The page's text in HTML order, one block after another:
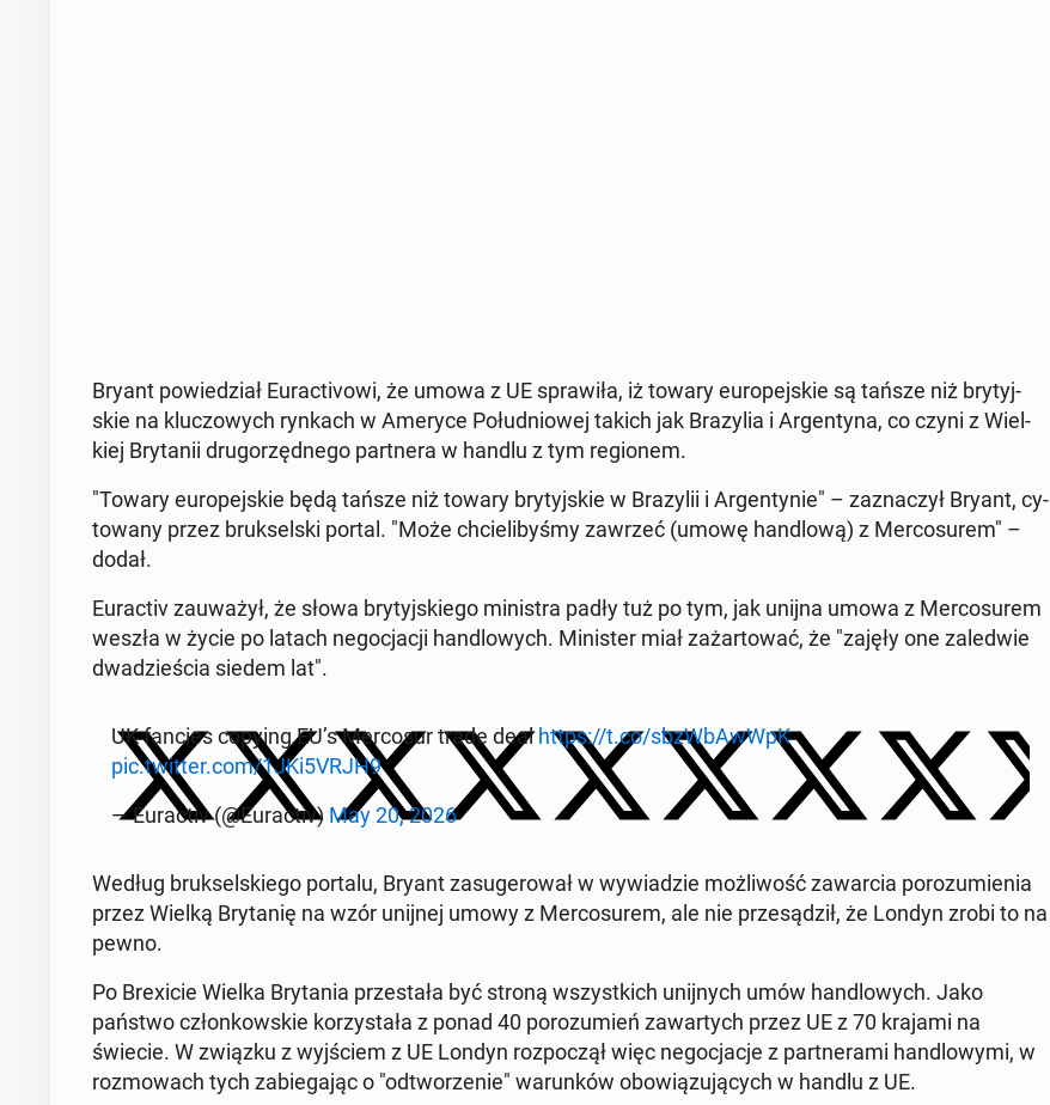
Bryant po­wie­dział Eu­rac­ti­vo­wi, że umowa z UE spra­wi­ła, iż towary eu­ro­pej­skie są tańsze niż bry­tyj­
skie na klu­czo­wych rynkach w Ameryce Po­łu­dnio­wej takich jak Bra­zy­lia i Ar­gen­ty­na, co czyni z Wiel­
kiej Bry­ta­nii dru­go­rzęd­ne­go part­ne­ra w handlu z tym re­gio­nem.
"Towary eu­ro­pej­skie będą tańsze niż towary bry­tyj­skie w Bra­zy­lii i Ar­gen­ty­nie" – za­zna­czył Bryant, cy­
to­wa­ny przez bruk­sel­ski portal. "Może chcie­li­by­śmy zawrzeć (umowę han­dlo­wą) z Mer­co­su­rem" –
dodał.
Eu­rac­tiv za­uwa­żył, że słowa bry­tyj­skie­go mi­ni­stra padły tuż po tym, jak unijna umowa z Mer­co­su­rem
weszła w życie po latach ne­go­cja­cji han­dlo­wych. Mi­ni­ster miał za­żar­to­wać, że "zajęły one za­le­d­wie
dwa­dzie­ścia siedem lat".
UK fancies copying EU’s Mer­co­sur trade dealhttps://t.co/sbzW­bAw­WpK
pic.twitter.com/1JKi5VRJH9
— Eu­rac­tiv (@Eu­rac­tiv) May 20, 2026
Według bruk­sel­skie­go portalu, Bryant za­su­ge­ro­wał w wy­wia­dzie moż­li­wość za­war­cia po­ro­zu­mie­nia
przez Wielką Bry­ta­nię na wzór unijnej umowy z Mer­co­su­rem, ale nie prze­są­dził, że Londyn zrobi to na
pewno.
Po Bre­xi­cie Wielka Bry­ta­nia prze­sta­ła być stroną wszyst­kich unij­nych umów han­dlo­wych. Jako
państwo człon­kow­skie ko­rzy­sta­ła z ponad 40 po­ro­zu­mień za­war­tych przez UE z 70 krajami na
świecie. W związku z wyj­ściem z UE Londyn roz­po­czął więc ne­go­cja­cje z part­ne­ra­mi han­dlo­wy­mi, w
roz­mo­wach tych za­bie­ga­jąc o "od­two­rze­nie" wa­run­ków obo­wią­zu­ją­cych w handlu z UE.